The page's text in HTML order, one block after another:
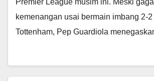
kemenangan usai bermain imbang 2-
Tottenham, Pep Guardiola